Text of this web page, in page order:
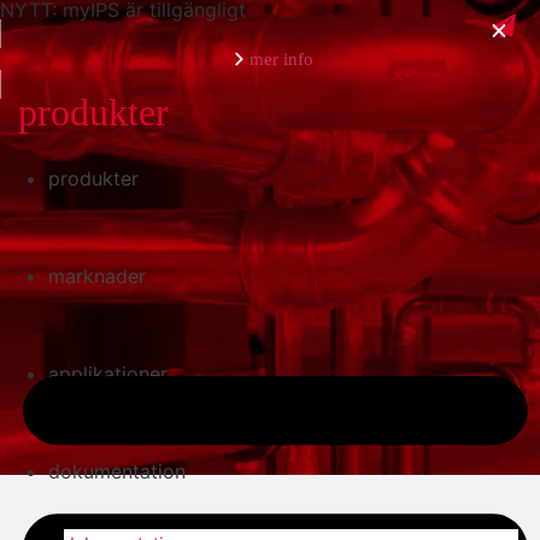
NYTT: myIPS är tillgängligt
mer info
stäng
produkter
marknader
applikationer
dokumentation
produkter